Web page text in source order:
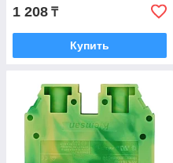
1 208 ₸
Купить